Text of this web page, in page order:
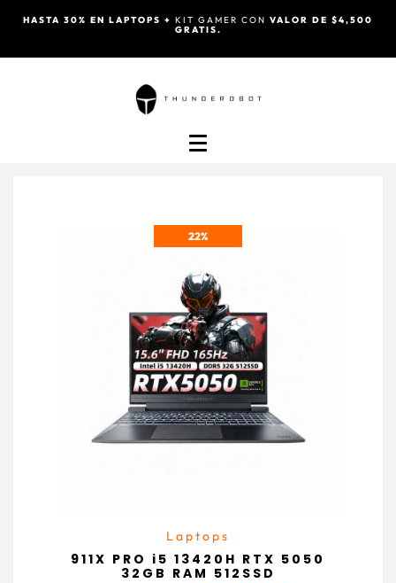
HASTA 30% EN LAPTOPS + KIT GAMER CON VALOR DE $4,500
GRATIS.
22%
Laptops
911X PRO i5 13420H RTX 5050
32GB RAM 512SSD